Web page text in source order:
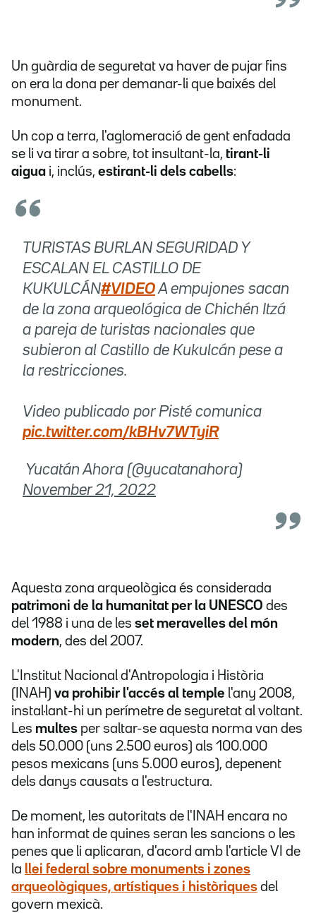
Un guàrdia de seguretat va haver de pujar fins
on era la dona per demanar-li que baixés del
monument.
Un cop a terra, l'aglomeració de gent enfadada
se li va tirar a sobre, tot insultant-la, tirant-li
aigua i, inclús, estirant-li dels cabells:
TURISTAS BURLAN SEGURIDAD Y
ESCALAN EL CASTILLO DE
KUKULCÁN#VIDEOA empujones sacan
de la zona arqueológica de Chichén Itzá
a pareja de turistas nacionales que
subieron al Castillo de Kukulcán pese a
la restricciones.
Video publicado por Pisté comunica
pic.twitter.com/kBHv7WTyiR
 Yucatán Ahora (@yucatanahora)
November 21, 2022
Aquesta zona arqueològica és considerada
patrimoni de la humanitat per la UNESCO des
del 1988 i una de les set meravelles del món
modern, des del 2007.
L'Institut Nacional d'Antropologia i Història
(INAH) va prohibir l'accés al temple l'any 2008,
instal·lant-hi un perímetre de seguretat al voltant.
Les multes per saltar-se aquesta norma van des
dels 50.000 (uns 2.500 euros) als 100.000
pesos mexicans (uns 5.000 euros), depenent
dels danys causats a l'estructura.
De moment, les autoritats de l'INAH encara no
han informat de quines seran les sancions o les
penes que li aplicaran, d'acord amb l'article VI de
la llei federal sobre monuments i zones
arqueològiques, artístiques i històriques del
govern mexicà.